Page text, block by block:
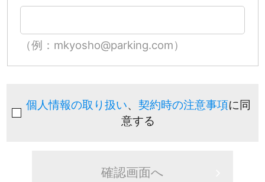
（例：mkyosho@parking.com）
個人情報の取り扱い、 契約時の注意事項に同
意する